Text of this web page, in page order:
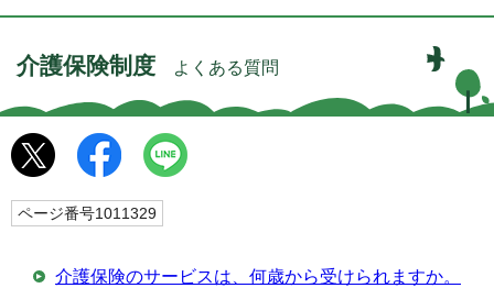
介護保険制度 よくある質問
ページ番号1011329
介護保険のサービスは、何歳から受けられますか。